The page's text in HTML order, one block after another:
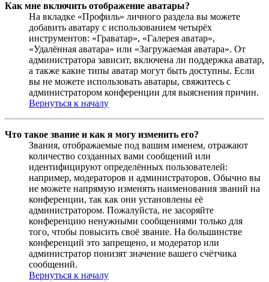
Как мне включить отображение аватары?
На вкладке «Профиль» личного раздела вы можете
добавить аватару с использованием четырёх
инструментов: «Граватар», «Галерея аватар»,
«Удалённая аватара» или «Загружаемая аватара». От
администратора зависит, включена ли поддержка аватар,
а также какие типы аватар могут быть доступны. Если
вы не можете использовать аватары, свяжитесь с
администратором конференции для выяснения причин.
Вернуться к началу
Что такое звание и как я могу изменить его?
Звания, отображаемые под вашим именем, отражают
количество созданных вами сообщений или
идентифицируют определённых пользователей:
например, модераторов и администраторов. Обычно вы
не можете напрямую изменять наименования званий на
конференции, так как они установлены её
администратором. Пожалуйста, не засоряйте
конференцию ненужными сообщениями только для
того, чтобы повысить своё звание. На большинстве
конференций это запрещено, и модератор или
администратор понизят значение вашего счётчика
сообщений.
Вернуться к началу